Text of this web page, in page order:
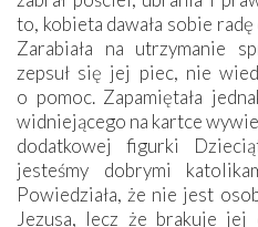
to, kobieta dawała sobie
Zarabiała na utrzymanie
zepsuł się jej piec, nie
o pomoc. Zapamiętała
widniejącego na kartce
dodatkowej figurki
jesteśmy dobrymi
Powiedziała, że nie jest
Jezusa, lecz że brakuje jej